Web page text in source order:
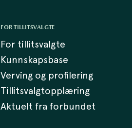
FOR TILLITSVALGTE
For tillitsvalgte
Kunnskapsbase
Verving og profilering
Tillitsvalgtopplæring
Aktuelt fra forbundet